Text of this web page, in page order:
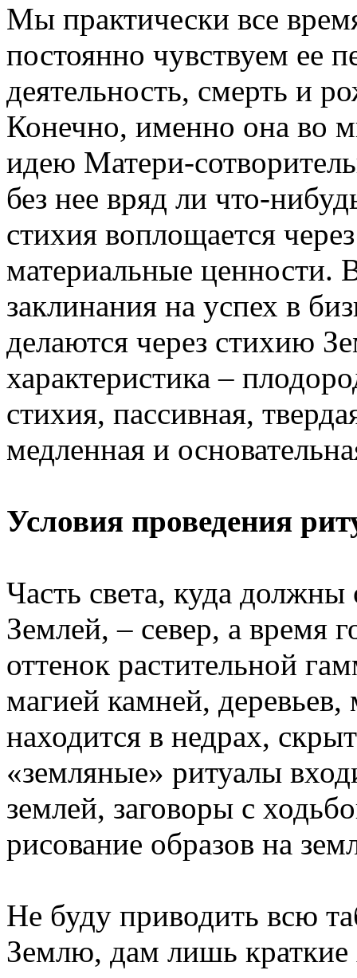
Мы практически все
постоянно чувствуем ее
деятельность, смерть и
Конечно, именно она во
идею Матери-
без нее вряд ли что-
стихия воплощается
материальные ценности.
заклинания на успех в
делаются через стихию
характеристика –
стихия, пассивная,
медленная и
Условия проведения
Часть света, куда
Землей, – север, а время
оттенок растительной
магией камней, деревьев,
находится в недрах,
«земляные» ритуалы
землей, заговоры с
рисование образов на
Не буду приводить всю
Землю, дам лишь краткие